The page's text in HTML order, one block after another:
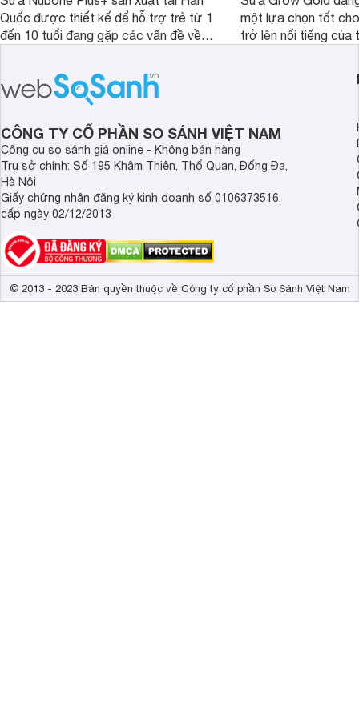
Quốc được thiết kế để hỗ trợ trẻ từ 1
đến 10 tuổi đang gặp các vấn đề về
dinh dưỡng. Sản phẩm đến từ thương
hiệu Lotte đứng số 1 Hàn Quốc, với
mức giá thành ổn phù hợp với người
dùng Việt.
một lựa chọn tốt
trở lên nổi tiếng của
Malaysia. Với thành
đầy đủ và hương vị
thể chất mà còn hỗ
giác.
CÔNG TY CỔ PHẦN SO SÁNH VIỆT NAM
Công cụ so sánh giá online - Không bán hàng
Trụ sở chính: Số 195 Khâm Thiên, Thổ Quan, Đống Đa,
Hà Nội
Giấy chứng nhận đăng ký kinh doanh số 0106373516,
cấp ngày 02/12/2013
© 2013 - 2023 Bản quyền thuộc về Công ty cổ phần So Sánh Việt Nam